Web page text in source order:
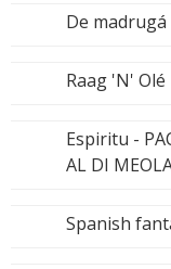
De madrugá
Raag 'N'
Espiritu -
AL DI
Spanish